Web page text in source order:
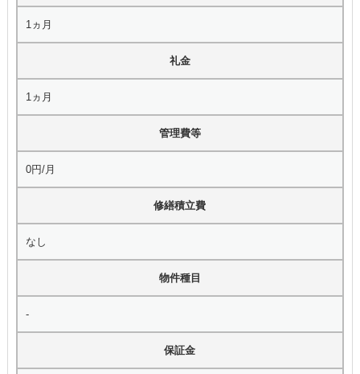
1ヵ月
礼金
1ヵ月
管理費等
0円/月
修繕積立費
なし
物件種目
-
保証金